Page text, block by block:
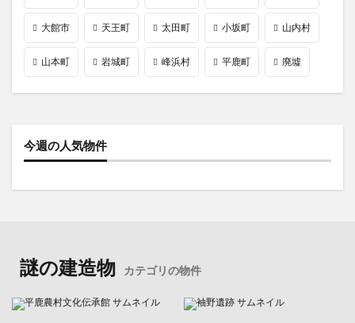
大館市 天王町 太田町 小坂町 山内村
山本町 岩城町 峰浜村 平鹿町 廃墟
今週の人気物件
謎の建造物 カテゴリの物件